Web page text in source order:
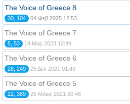
The Voice of Greece 8
30, 104 04 Φεβ 2025 12:53
The Voice of Greece 7
5, 53 14 Μαρ 2023 12:49
The Voice of Greece 6
28, 249 25 Δεκ 2021 01:49
The Voice of Greece 5
22, 389 26 Μάιος 2021 20:46